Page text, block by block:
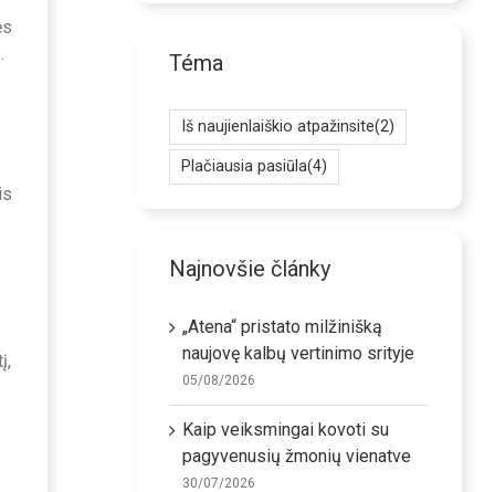
Téma
Iš naujienlaiškio atpažinsite(2)
Plačiausia pasiūla(4)
Najnovšie články
„Atena“ pristato milžinišką
naujovę kalbų vertinimo srityje
05/08/2026
Kaip veiksmingai kovoti su
pagyvenusių žmonių vienatve
30/07/2026